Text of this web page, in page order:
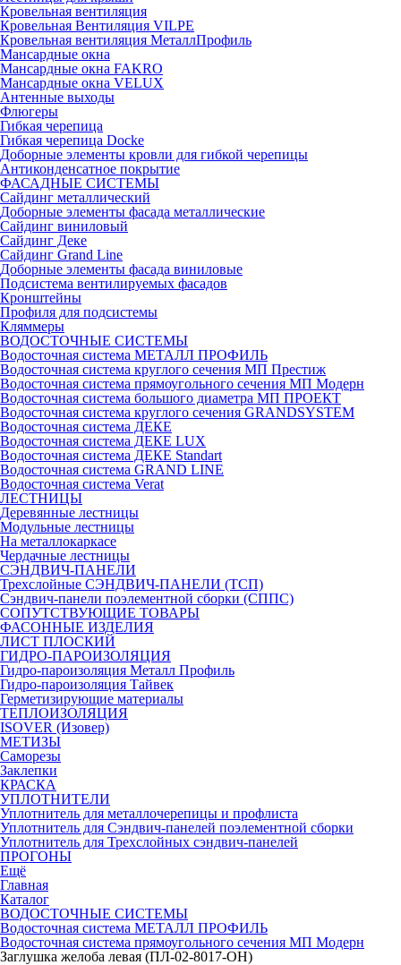
Кровельная вентиляция
Кровельная Вентиляция VILPE
Кровельная вентиляция МеталлПрофиль
Мансардные окна
Мансардные окна FAKRO
Мансардные окна VELUX
Антенные выходы
Флюгеры
Гибкая черепица
Гибкая черепица Docke
Доборные элементы кровли для гибкой черепицы
Антиконденсатное покрытие
ФАСАДНЫЕ СИСТЕМЫ
Сайдинг металлический
Доборные элементы фасада металлические
Сайдинг виниловый
Сайдинг Деке
Сайдинг Grand Line
Доборные элементы фасада виниловые
Подсистема вентилируемых фасадов
Кронштейны
Профиля для подсистемы
Кляммеры
ВОДОСТОЧНЫЕ СИСТЕМЫ
Водосточная система МЕТАЛЛ ПРОФИЛЬ
Водосточная система круглого сечения МП Престиж
Водосточная система прямоугольного сечения МП Модерн
Водосточная система большого диаметра МП ПРОЕКТ
Водосточная система круглого сечения GRANDSYSTEM
Водосточная система ДЕКЕ
Водосточная система ДЕКЕ LUX
Водосточная система ДЕКЕ Standart
Водосточная система GRAND LINE
Водосточная система Verat
ЛЕСТНИЦЫ
Деревянные лестницы
Модульные лестницы
На металлокаркасе
Чердачные лестницы
СЭНДВИЧ-ПАНЕЛИ
Трехслойные СЭНДВИЧ-ПАНЕЛИ (ТСП)
Сэндвич-панели поэлементной сборки (СППС)
СОПУТСТВУЮЩИЕ ТОВАРЫ
ФАСОННЫЕ ИЗДЕЛИЯ
ЛИСТ ПЛОСКИЙ
ГИДРО-ПАРОИЗОЛЯЦИЯ
Гидро-пароизоляция Металл Профиль
Гидро-пароизоляция Тайвек
Герметизирующие материалы
ТЕПЛОИЗОЛЯЦИЯ
ISOVER (Изовер)
МЕТИЗЫ
Саморезы
Заклепки
КРАСКА
УПЛОТНИТЕЛИ
Уплотнитель для металлочерепицы и профлиста
Уплотнитель для Сэндвич-панелей поэлементной сборки
Уплотнитель для Трехслойных сэндвич-панелей
ПРОГОНЫ
Ещё
Главная
Каталог
ВОДОСТОЧНЫЕ СИСТЕМЫ
Водосточная система МЕТАЛЛ ПРОФИЛЬ
Водосточная система прямоугольного сечения МП Модерн
Заглушка желоба левая (ПЛ-02-8017-ОН)